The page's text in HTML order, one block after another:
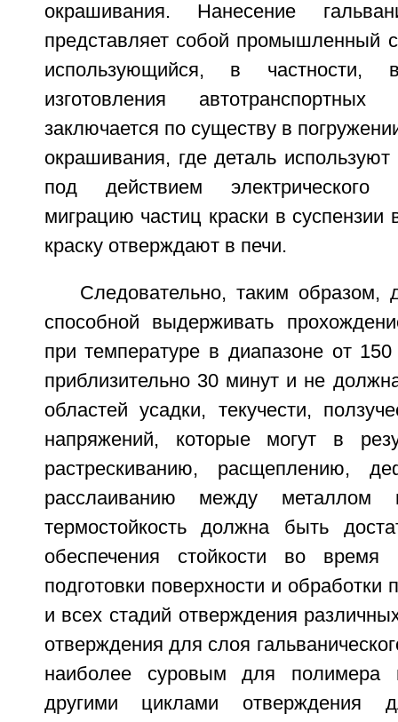
окрашивания. Нанесение
представляет собой промышленный
использующийся, в частности,
изготовления
заключается по существу в
окрашивания, где деталь
под действием электрического
миграцию частиц краски в суспензии
краску отверждают в печи.
Следовательно, таким образом,
способной выдерживать
при температуре в диапазоне от
приблизительно 30 минут и не
областей усадки, текучести,
напряжений, которые могут в
растрескиванию, расщеплению,
расслаиванию между
термостойкость должна быть
обеспечения стойкости во время
подготовки поверхности и обработки
и всех стадий отверждения
отверждения для слоя
наиболее суровым для полимера
другими циклами отверждения